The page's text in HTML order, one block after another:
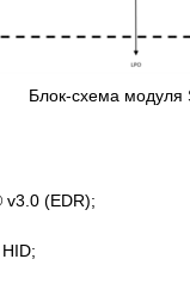
Блок-схема модуля
v3.0 (EDR);